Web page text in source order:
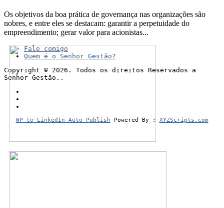
Os objetivos da boa prática de governança nas organizações são
nobres, e entre eles se destacam: garantir a perpetuidade do
empreendimento; gerar valor para acionistas...
Fale comigo
Quem é o Senhor Gestão?
Copyright © 2026. Todos os direitos Reservados a
Senhor Gestão..
WP to LinkedIn Auto Publish Powered By : XYZScripts.com